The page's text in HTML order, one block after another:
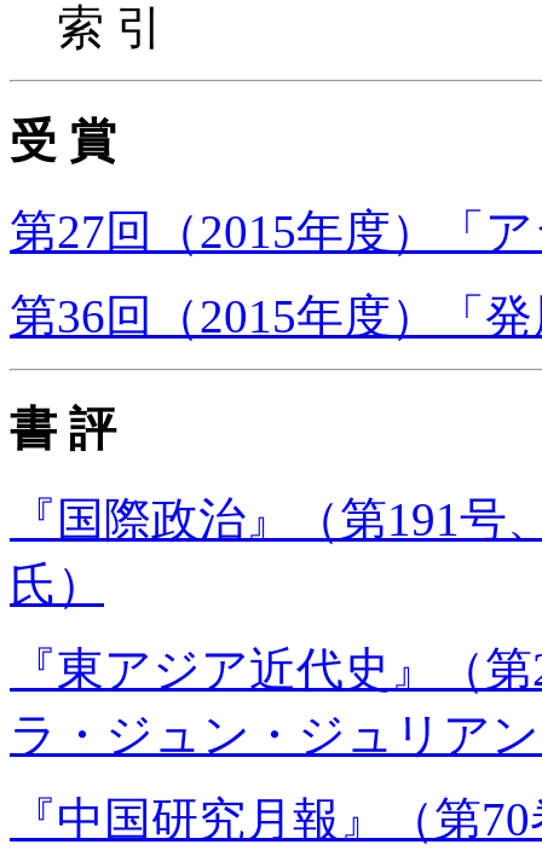
索 引
受 賞
第27回（2015年度）「
第36回（2015年度）「
書 評
『国際政治』（第191号
氏）
『東アジア近代史』（
ラ・ジュン・ジュリア
『中国研究月報』（第